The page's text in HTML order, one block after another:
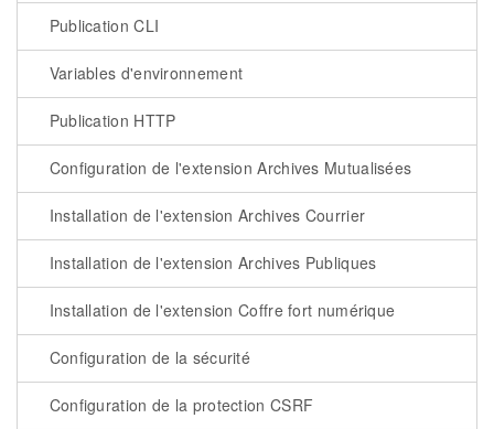
Publication CLI
Variables d'environnement
Publication HTTP
Configuration de l'extension Archives Mutualisées
Installation de l'extension Archives Courrier
Installation de l'extension Archives Publiques
Installation de l'extension Coffre fort numérique
Configuration de la sécurité
Configuration de la protection CSRF